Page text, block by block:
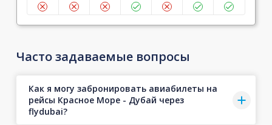
Часто задаваемые вопросы
Как я могу забронировать авиабилеты на
рейсы Красное Море - Дубай через
flydubai?